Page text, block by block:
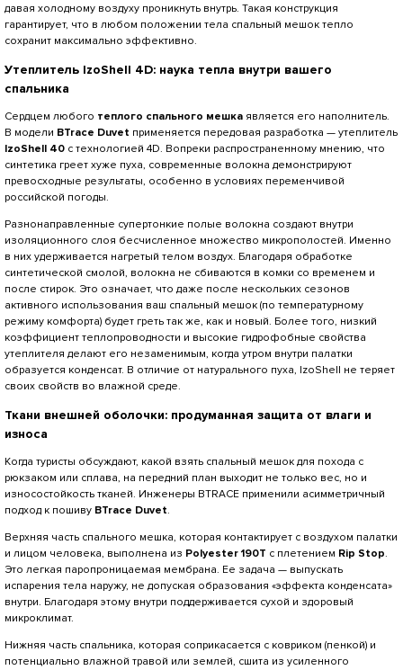
давая холодному воздуху проникнуть внутрь. Такая конструкция
гарантирует, что в любом положении тела спальный мешок тепло
сохранит максимально эффективно.
Утеплитель lzoShell 4D: наука тепла внутри вашего
спальника
Сердцем любого теплого спального мешка является его наполнитель.
В модели BTrace Duvet применяется передовая разработка — утеплитель
lzoShell 40 с технологией 4D. Вопреки распространенному мнению, что
синтетика греет хуже пуха, современные волокна демонстрируют
превосходные результаты, особенно в условиях переменчивой
российской погоды.
Разнонаправленные супертонкие полые волокна создают внутри
изоляционного слоя бесчисленное множество микрополостей. Именно
в них удерживается нагретый телом воздух. Благодаря обработке
синтетической смолой, волокна не сбиваются в комки со временем и
после стирок. Это означает, что даже после нескольких сезонов
активного использования ваш спальный мешок (по температурному
режиму комфорта) будет греть так же, как и новый. Более того, низкий
коэффициент теплопроводности и высокие гидрофобные свойства
утеплителя делают его незаменимым, когда утром внутри палатки
образуется конденсат. В отличие от натурального пуха, lzoShell не теряет
своих свойств во влажной среде.
Ткани внешней оболочки: продуманная защита от влаги и
износа
Когда туристы обсуждают, какой взять спальный мешок для похода с
рюкзаком или сплава, на передний план выходит не только вес, но и
износостойкость тканей. Инженеры BTRACE применили асимметричный
подход к пошиву BTrace Duvet.
Верхняя часть спального мешка, которая контактирует с воздухом палатки
и лицом человека, выполнена из Polyester 190T с плетением Rip Stop.
Это легкая паропроницаемая мембрана. Ее задача — выпускать
испарения тела наружу, не допуская образования «эффекта конденсата»
внутри. Благодаря этому внутри поддерживается сухой и здоровый
микроклимат.
Нижняя часть спальника, которая соприкасается с ковриком (пенкой) и
потенциально влажной травой или землей, сшита из усиленного